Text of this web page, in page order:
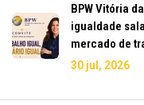
BPW Vitória
igualdade
mercado de
30 jul, 2026